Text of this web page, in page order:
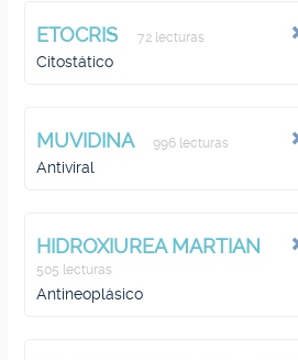
ETOCRIS 72 lecturas
Citostático
MUVIDINA 996 lecturas
Antiviral
HIDROXIUREA MARTIAN
505 lecturas
Antineoplásico